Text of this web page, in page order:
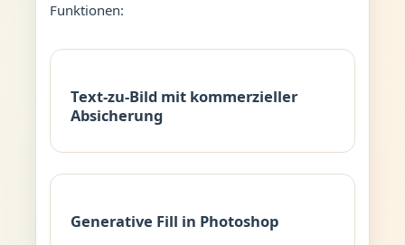
Funktionen:
Text-zu-Bild mit kommerzieller
Absicherung
Generative Fill in Photoshop